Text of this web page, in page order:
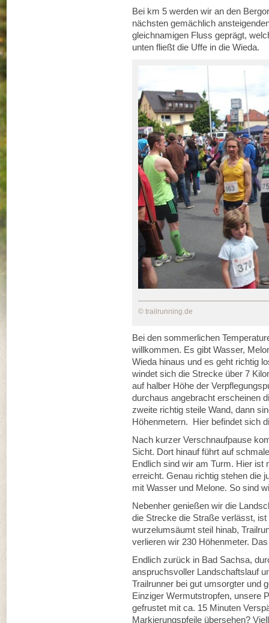
Bei km 5 werden wir an den
nächsten gemächlich
gleichnamigen Fluss geprägt,
unten fließt die Uffe in die Wieda.
© trailrunning.de
Bei den sommerlichen
willkommen. Es gibt Wasser,
Wieda hinaus und es geht richtig
windet sich die Strecke über 7
auf halber Höhe der
durchaus angebracht erscheinen
zweite richtig steile Wand, dann
Höhenmetern. Hier befindet sich
Nach kurzer Verschnaufpause
Sicht. Dort hinauf führt auf
Endlich sind wir am Turm. Hier ist
erreicht. Genau richtig stehen die
mit Wasser und Melone. So sind
Nebenher genießen wir die
die Strecke die Straße verlässt,
wurzelumsäumt steil hinab,
verlieren wir 230 Höhenmeter.
Endlich zurück in Bad Sachsa,
anspruchsvoller Landschaftslauf
Trailrunner bei gut umsorgter und
Einziger Wermutstropfen, unsere
gefrustet mit ca. 15 Minuten
Markierungspfeile übersehen?